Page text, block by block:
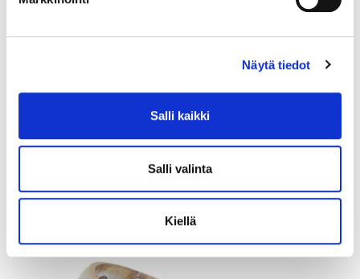
Näytä tiedot
Salli kaikki
Salli valinta
Kiellä
11.8.2026 19:02:30